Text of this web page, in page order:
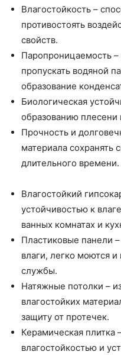
Влагостойкость –
противостоять
свойств.
Паропроницаемость –
пропускать водяной
образование
Биологическая
образованию плесени
Прочность и
материала сохранять
длительного времени.
Влагостойкий
устойчивостью к
ванных комнатах и
Пластиковые панели
влаги, легко моются
службы.
Натяжные потолки –
влагостойких
защиту от протечек.
Керамическая плитка
влагостойкостью и